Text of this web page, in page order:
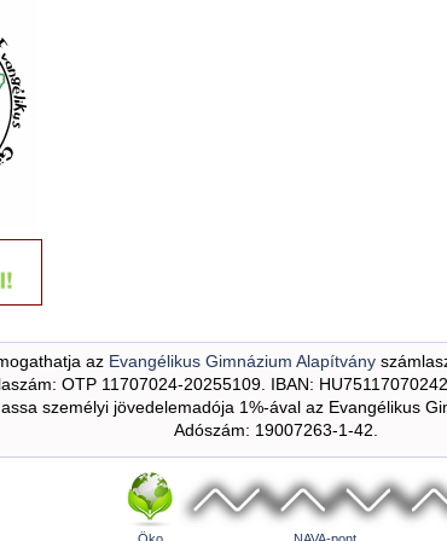
az Evangélikus Gimnázium Alapítvány
OTP 11707024-20255109. IBAN:
személyi jövedelemadója 1%-ával az Evangélikus
Adószám: 19007263-1-42.